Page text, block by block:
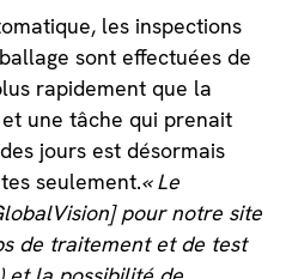
les inspections
sont effectuées de
rapidement que la
une tâche qui prenait
jours est désormais
seulement.« Le
pour notre site
de traitement et de test